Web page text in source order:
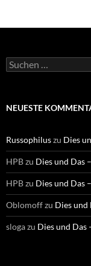
S
u
e
a
c
h
:
NEUESTE
Russophiluszu Dies
HPBzu Dies und Das
HPBzu Dies und Das
Oblomoffzu Dies und
slogazu Dies und Das